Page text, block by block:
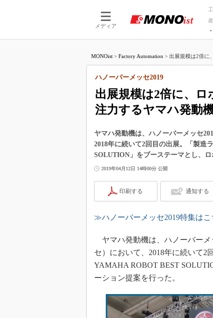
メディア
つながる工場
AI×設
MONOist > Factory Automation > 出展規模は2倍に
出展規模は2倍に、
注力するヤマハ発動
ハノーバーメッセ2019
ヤマハ発動機は、ハノーバーメッセ
2018年に続いて2回目の出展。「製造
SOLUTION」をブーステーマとし、
2019年04月12日 14時00分 公開
印刷する 通知する
≫ハノーバーメッセ2019特集はこ
ヤマハ発動機は、ハノーバーメ
セ）において、2018年に続いて2
YAMAHA ROBOT BEST
ーション提案を行った。